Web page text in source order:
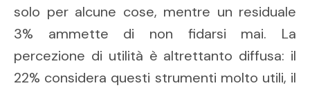
solo per alcune cose, mentre un residuale
3% ammette di non fidarsi mai. La
percezione di utilità è altrettanto diffusa: il
22% considera questi strumenti molto utili, il